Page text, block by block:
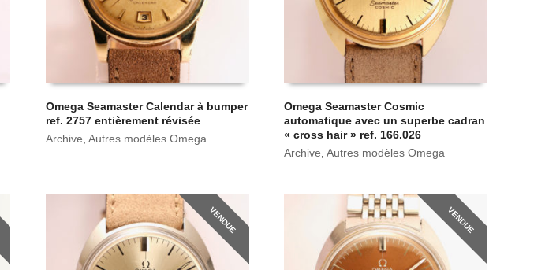
Omega Seamaster Calendar à bumper
ref. 2757 entièrement révisée
Archive Autres modèles Omega
Omega Seamaster Cosmic
automatique avec un superbe cadran
« cross hair » ref. 166.026
Archive ,Autres modèles Omega
VENDUE VENDUE